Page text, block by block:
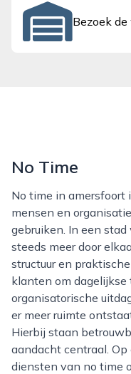
Bezoek
No Time
No time in amersfoort is een bedrijf dat zich richt op
mensen en
gebruiken. In een
steeds meer door
structuur en
klanten om dagelijkse
organisatorische
er meer ruimte
Hierbij staan
aandacht centraal.
diensten van no time